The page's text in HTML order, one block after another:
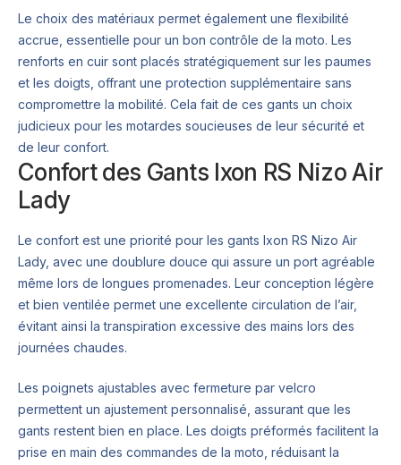
Le choix des matériaux permet également une flexibilité
accrue, essentielle pour un bon contrôle de la moto. Les
renforts en cuir sont placés stratégiquement sur les paumes
et les doigts, offrant une protection supplémentaire sans
compromettre la mobilité. Cela fait de ces gants un choix
judicieux pour les motardes soucieuses de leur sécurité et
de leur confort.
Confort des Gants Ixon RS Nizo Air
Lady
Le confort est une priorité pour les gants Ixon RS Nizo Air
Lady, avec une doublure douce qui assure un port agréable
même lors de longues promenades. Leur conception légère
et bien ventilée permet une excellente circulation de l’air,
évitant ainsi la transpiration excessive des mains lors des
journées chaudes.
Les poignets ajustables avec fermeture par velcro
permettent un ajustement personnalisé, assurant que les
gants restent bien en place. Les doigts préformés facilitent la
prise en main des commandes de la moto, réduisant la